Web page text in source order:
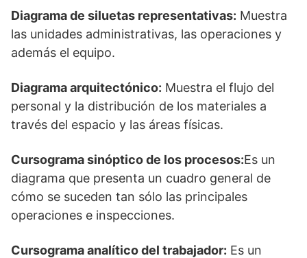
Diagrama de siluetas representativas: Muestra
las unidades administrativas, las operaciones y
además el equipo.
Diagrama arquitectónico: Muestra el flujo del
personal y la distribución de los materiales a
través del espacio y las áreas físicas.
Cursograma sinóptico de los procesos:Es un
diagrama que presenta un cuadro general de
cómo se suceden tan sólo las principales
operaciones e inspecciones.
Cursograma analítico del trabajador: Es un